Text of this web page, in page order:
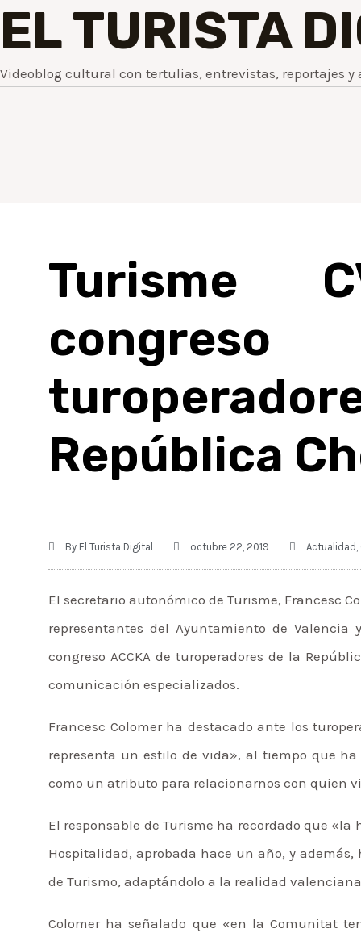
EL TURISTA
Videoblog cultural con tertulias, entrevistas, reportajes y
Turisme
República
By El Turista Digital octubre 22, 2019 Actualidad
El secretario autonómico de Turisme, Francesc
representantes del Ayuntamiento de
congreso ACCKA de turoperadores de la
comunicación especializados.
Francesc Colomer ha destacado ante los
representa un estilo de vida», al tiempo que
como un atributo para relacionarnos con quien
El responsable de Turisme ha recordado que
Hospitalidad, aprobada hace un año, y
de Turismo, adaptándolo a la realidad
Colomer ha señalado que «en la Comunitat